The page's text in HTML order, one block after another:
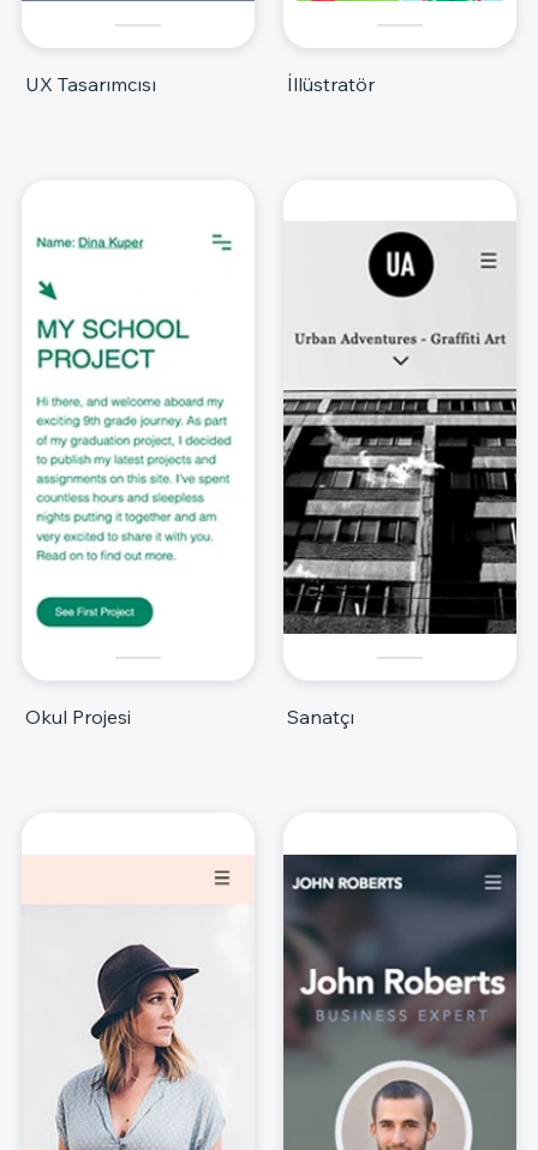
UX Tasarımcısı İllüstratör
Okul Projesi Sanatçı